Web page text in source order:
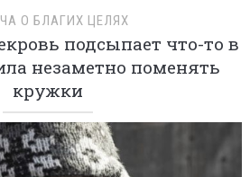
О БЛАГИХ ЦЕЛЯХ
подсыпает что-то в
незаметно поменять
кружки